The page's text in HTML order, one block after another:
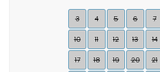
3 4 5 6 7
10 11 12 13 14
17 18 19 20 21